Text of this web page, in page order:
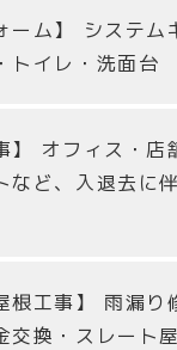
ーム】
システム
トイレ・洗面台
】 オフィス・店
など、入退去に
根工事】 雨漏り
交換・スレート